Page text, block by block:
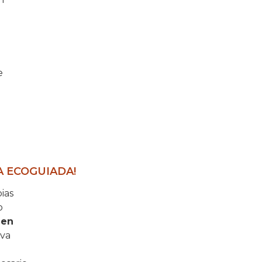
ECOGUIADA!
en